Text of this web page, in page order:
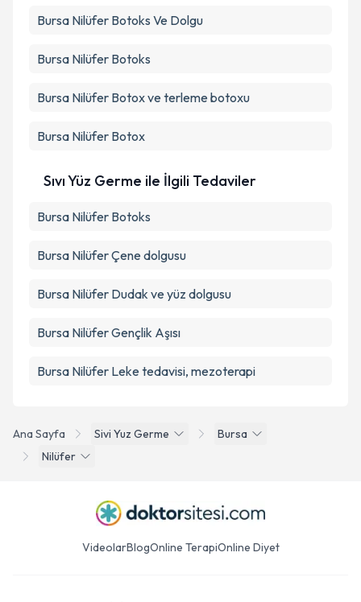
Ana Sayfa Sivi Yuz Germe
Bursa
Nilüfer
Bursa Nilüfer Botoks Ve Dolgu
Bursa Nilüfer Botoks
Bursa Nilüfer Botox ve terleme botoxu
Bursa Nilüfer Botox
Sıvı Yüz Germe ile İlgili Tedaviler
Bursa Nilüfer Botoks
Bursa Nilüfer Çene dolgusu
Bursa Nilüfer Dudak ve yüz dolgusu
Bursa Nilüfer Gençlik Aşısı
Bursa Nilüfer Leke tedavisi, mezoterapi
VideolarBlogOnline TerapiOnline Diyet